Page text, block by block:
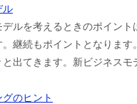
ル
ルを考えるときのポイント
継続もポイントとなります
と出てきます。新ビジネスモ
のヒント